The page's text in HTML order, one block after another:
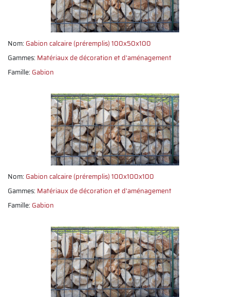
Nom: Gabion calcaire (préremplis) 100x50x100
Gammes: Matériaux de décoration et d'aménagement
Famille: Gabion
Nom: Gabion calcaire (préremplis) 100x100x100
Gammes: Matériaux de décoration et d'aménagement
Famille: Gabion